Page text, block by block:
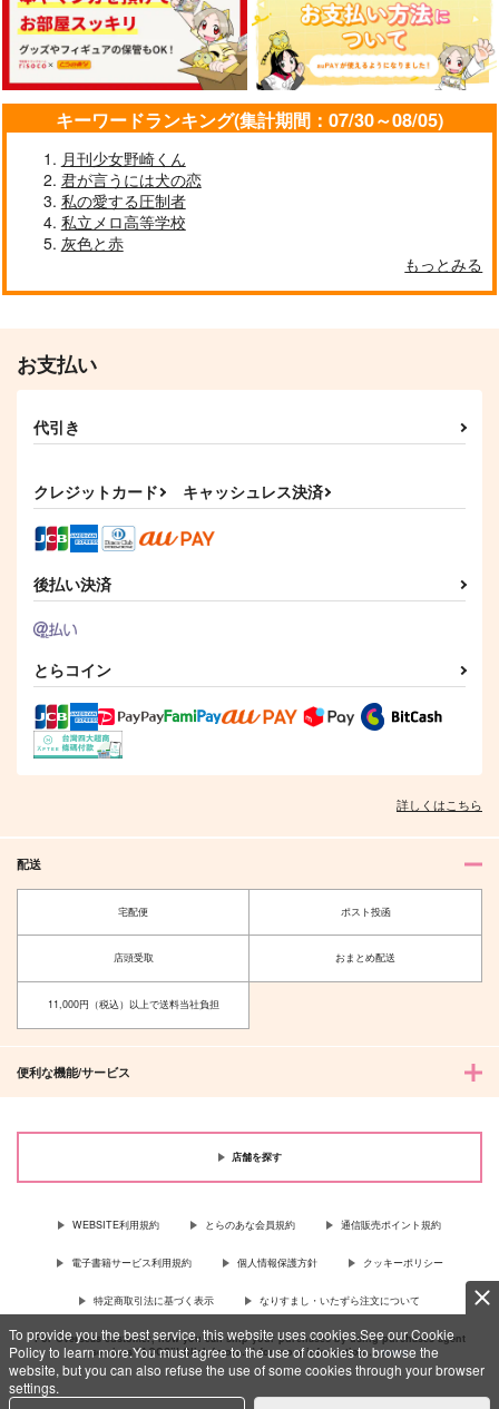
To provide you the best service, this website uses cookies.See our Cookie
Policy to learn more.You must agree to the use of cookies to browse the
website, but you can also refuse the use of some cookies through your browser
settings.
キーワードランキング(集計期間：07/30～08/05)
月刊少女野崎くん
君が言うには犬の恋
私の愛する圧制者
私立メロ高等学校
灰色と赤
もっとみる
お支払い
代引き
クレジットカード キャッシュレス決済
後払い決済
とらコイン
詳しくはこちら
配送
宅配便 ポスト投函
店頭受取 おまとめ配送
11,000円（税込）以上で送料当社負担
便利な機能/サービス
店舗を探す
WEBSITE利用規約 とらのあな会員規約 通信販売ポイント規約
電子書籍サービス利用規約 個人情報保護方針 クッキーポリシー
特定商取引法に基づく表示 なりすまし・いたずら注文について
For Overseas customer, now you can ship your purchases by using purchases agent
services “AOCS”! Click {more…} for more information …more